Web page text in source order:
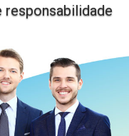
responsabilidade